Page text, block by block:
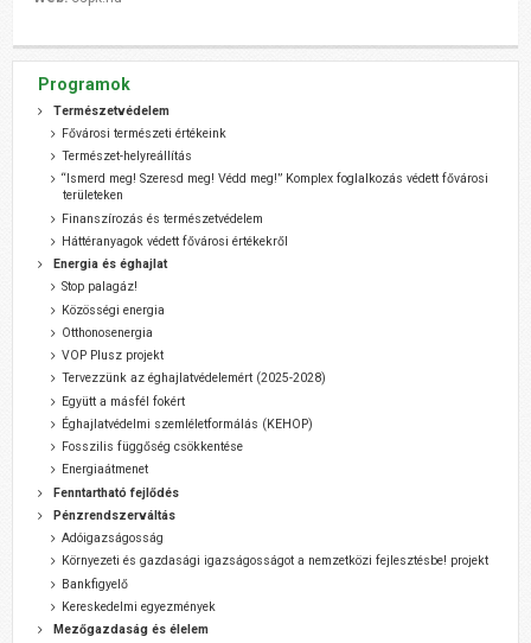
Programok
Természetvédelem
Fővárosi természeti értékeink
Természet-helyreállítás
“Ismerd meg! Szeresd meg! Védd meg!” Komplex foglalkozás védett fővárosi
területeken
Finanszírozás és természetvédelem
Háttéranyagok védett fővárosi értékekről
Energia és éghajlat
Stop palagáz!
Közösségi energia
Otthonosenergia
VOP Plusz projekt
Tervezzünk az éghajlatvédelemért (2025-2028)
Együtt a másfél fokért
Éghajlatvédelmi szemléletformálás (KEHOP)
Fosszilis függőség csökkentése
Energiaátmenet
Fenntartható fejlődés
Pénzrendszerváltás
Adóigazságosság
Környezeti és gazdasági igazságosságot a nemzetközi fejlesztésbe! projekt
Bankfigyelő
Kereskedelmi egyezmények
Mezőgazdaság és élelem